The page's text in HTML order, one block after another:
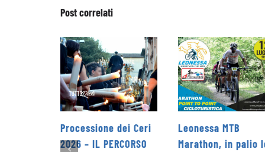
Post correlati
Leonessa MTB
Marathon, in palio le
la Pro Loco di
Petrella Salto